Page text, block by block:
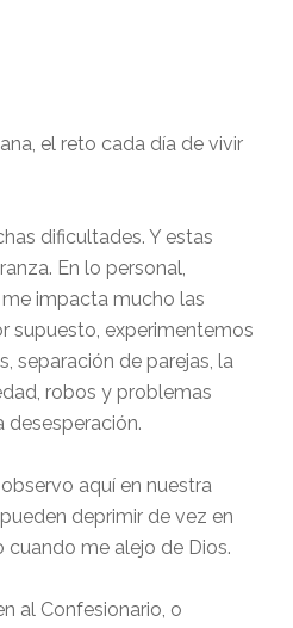
el reto cada día de vivir
dificultades. Y estas
En lo personal,
impacta mucho las
supuesto, experimentemos
separación de parejas, la
robos y problemas
desesperación.
aquí en nuestra
deprimir de vez en
me alejo de Dios.
al Confesionario, o